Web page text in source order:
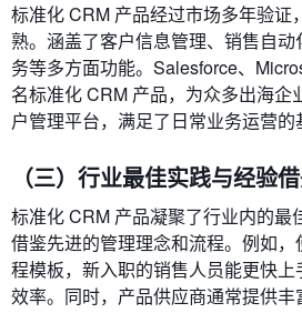
标准化 CRM 产品经过市场多年验证
熟。涵盖了客户信息管理、销售自
务等多方面功能。Salesforce、
名标准化 CRM 产品，为众多出海企
户管理平台，满足了日常业务运营的
（三）行业最佳实践与经验
标准化 CRM 产品凝聚了行业内的最
借鉴先进的管理理念和流程。例如
程模板，新入职的销售人员能更快
效率。同时，产品供应商通常提供